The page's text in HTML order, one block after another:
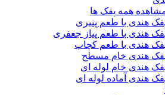
همه پفک ها
هندی با طعم پنیری
هندی با طعم پیاز جعفری
هندی با طعم کچاپ
هندی خام مسطح
هندی خام لوله ای
هندی آماده لوله ای